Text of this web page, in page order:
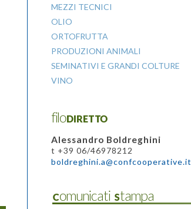
MEZZI TECNICI
OLIO
ORTOFRUTTA
PRODUZIONI ANIMALI
SEMINATIVI E GRANDI COLTURE
VINO
filoDIRETTO
Alessandro Boldreghini
t +39 06/46978212
boldreghini.a@confcooperative.it
Comunicati Stampa